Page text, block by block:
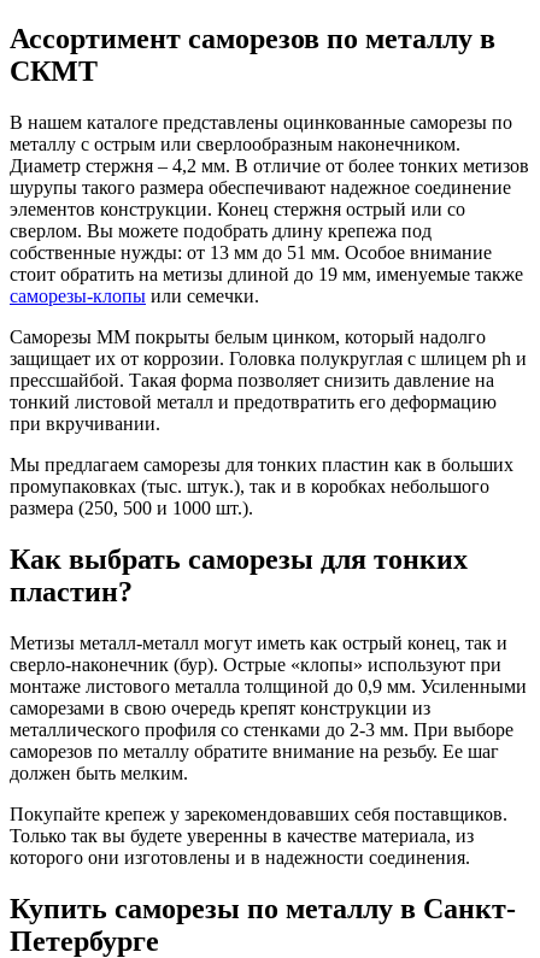
Ассортимент саморезов по металлу в
СКМТ
В нашем каталоге представлены оцинкованные саморезы по
металлу с острым или сверлообразным наконечником.
Диаметр стержня – 4,2 мм. В отличие от более тонких метизов
шурупы такого размера обеспечивают надежное соединение
элементов конструкции. Конец стержня острый или со
сверлом. Вы можете подобрать длину крепежа под
собственные нужды: от 13 мм до 51 мм. Особое внимание
стоит обратить на метизы длиной до 19 мм, именуемые также
cаморезы-клопы или семечки.
Саморезы ММ покрыты белым цинком, который надолго
защищает их от коррозии. Головка полукруглая с шлицем ph и
прессшайбой. Такая форма позволяет снизить давление на
тонкий листовой металл и предотвратить его деформацию
при вкручивании.
Мы предлагаем саморезы для тонких пластин как в больших
промупаковках (тыс. штук.), так и в коробках небольшого
размера (250, 500 и 1000 шт.).
Как выбрать саморезы для тонких
пластин?
Метизы металл-металл могут иметь как острый конец, так и
сверло-наконечник (бур). Острые «клопы» используют при
монтаже листового металла толщиной до 0,9 мм. Усиленными
саморезами в свою очередь крепят конструкции из
металлического профиля со стенками до 2-3 мм. При выборе
саморезов по металлу обратите внимание на резьбу. Ее шаг
должен быть мелким.
Покупайте крепеж у зарекомендовавших себя поставщиков.
Только так вы будете уверенны в качестве материала, из
которого они изготовлены и в надежности соединения.
Купить саморезы по металлу в Санкт-
Петербурге